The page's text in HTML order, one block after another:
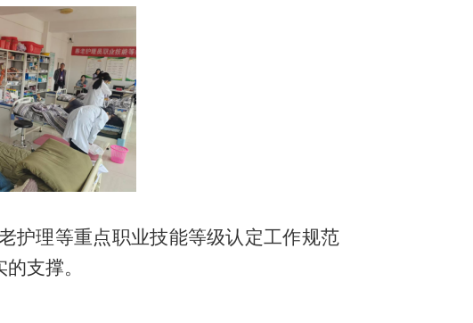
护理等重点职业技能等级认定工作规范
支撑。